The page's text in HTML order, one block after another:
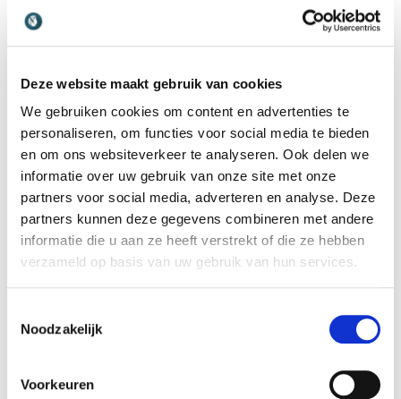
Deze website maakt gebruik van cookies
We gebruiken cookies om content en advertenties te
personaliseren, om functies voor social media te bieden
en om ons websiteverkeer te analyseren. Ook delen we
informatie over uw gebruik van onze site met onze
partners voor social media, adverteren en analyse. Deze
partners kunnen deze gegevens combineren met andere
informatie die u aan ze heeft verstrekt of die ze hebben
verzameld op basis van uw gebruik van hun services.
Noodzakelijk
Voorkeuren
andere manier tegenaan kijkt. Erg vermakelijk!
Jonne Broekhuis
5van5
Excellent. Inhoudelijk toegesneden op het onderwerp,
verrijkend. En Menno weet precies de juiste snaar te
raken met het publiek.
Henri de Haan
Koninklijke Nederlandse Specerijenvereniging
5van5
Menno heeft ons allemaal op een zeer humoristische
zaken kwamen voorbij, waar Menno vaak op een nét
andere manier tegenaan kijkt. Erg vermakelijk!